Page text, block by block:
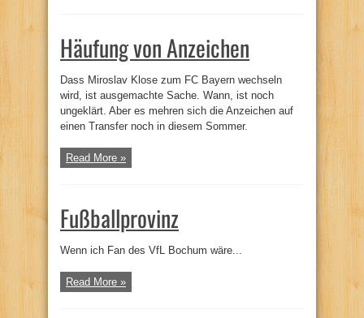
Häufung von Anzeichen
Dass Miroslav Klose zum FC Bayern wechseln
wird, ist ausgemachte Sache. Wann, ist noch
ungeklärt. Aber es mehren sich die Anzeichen auf
einen Transfer noch in diesem Sommer.
Read More »
Fußballprovinz
Wenn ich Fan des VfL Bochum wäre...
Read More »